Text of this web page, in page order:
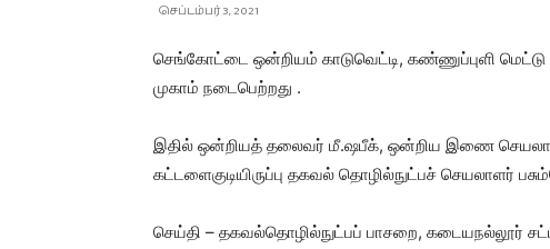
செப்டம்பர் 3, 2021
செங்கோட்டை ஒன்றியம் காடுவெட்டி, கண்ணுப்புளி மெட்டு
முகாம் நடைபெற்றது .
இதில் ஒன்றியத் தலைவர் மீ.ஷபீக், ஒன்றிய இணை
கட்டளைகுடியிருப்பு தகவல் தொழில்நுட்பச் செயலாளர்
செய்தி – தகவல்தொழில்நுட்பப் பாசறை, கடையநல்லூர்